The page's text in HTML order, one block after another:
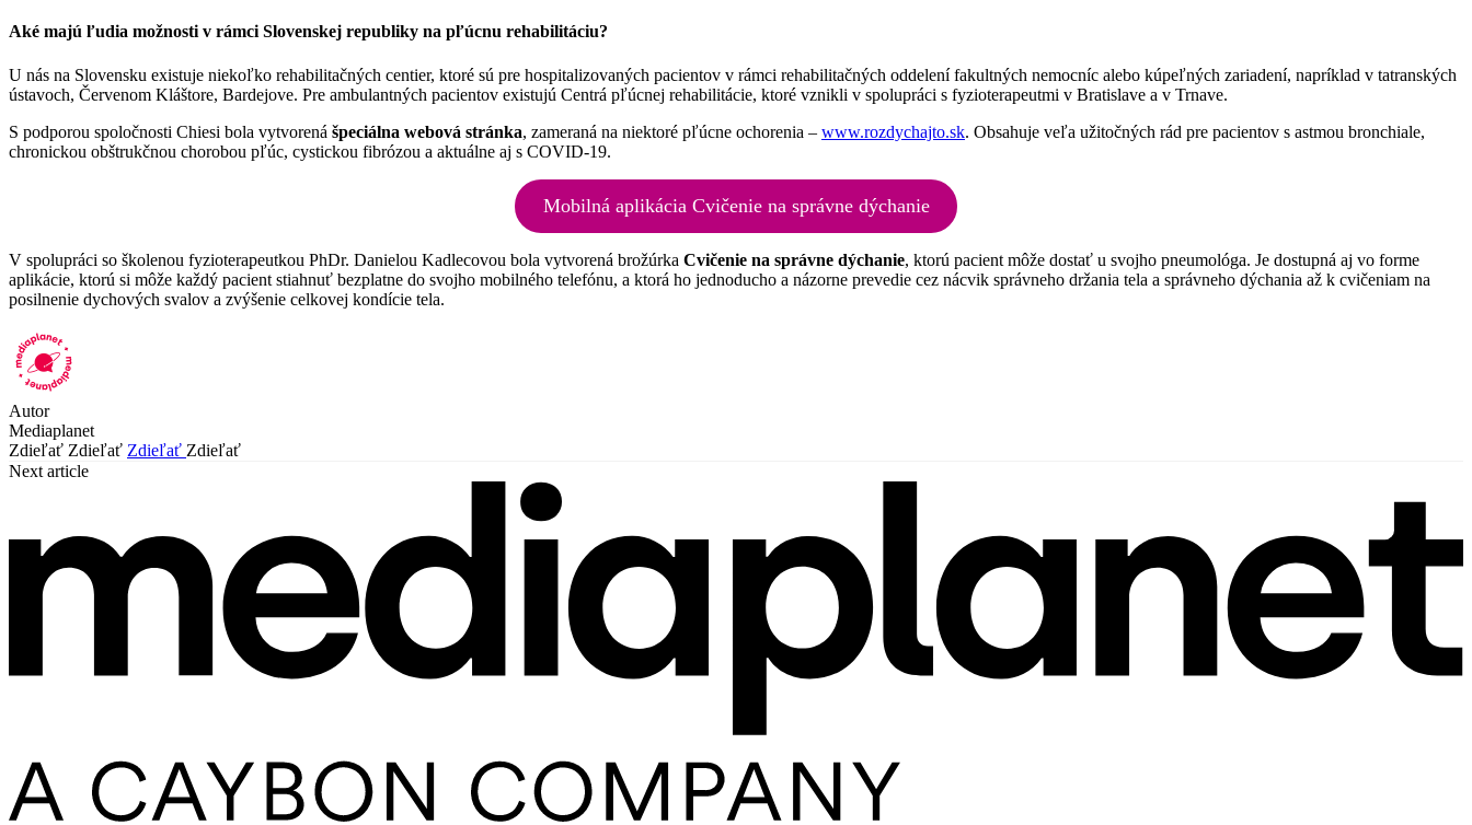
Aké majú ľudia možnosti v rámci Slovenskej republiky na pľúcnu rehabilitáciu?
U nás na Slovensku existuje niekoľko rehabilitačných centier, ktoré sú pre hospitalizovaných pacientov v rámci rehabilitačných oddelení fakultných nemocníc alebo kúpeľných zariadení, napríklad v tatranských
ústavoch, Červenom Kláštore, Bardejove. Pre ambulantných pacientov existujú Centrá pľúcnej rehabilitácie, ktoré vznikli v spolupráci s fyzioterapeutmi v Bratislave a v Trnave.
S podporou spoločnosti Chiesi bola vytvorená špeciálna webová stránka, zameraná na niektoré pľúcne ochorenia – www.rozdychajto.sk. Obsahuje veľa užitočných rád pre pacientov s astmou bronchiale,
chronickou obštrukčnou chorobou pľúc, cystickou fibrózou a aktuálne aj s COVID-19.
Mobilná aplikácia Cvičenie na správne dýchanie
V spolupráci so školenou fyzioterapeutkou PhDr. Danielou Kadlecovou bola vytvorená brožúrka Cvičenie na správne dýchanie, ktorú pacient môže dostať u svojho pneumológa. Je dostupná aj vo forme
aplikácie, ktorú si môže každý pacient stiahnuť bezplatne do svojho mobilného telefónu, a ktorá ho jednoducho a názorne prevedie cez nácvik správneho držania tela a správneho dýchania až k cvičeniam na
posilnenie dychových svalov a zvýšenie celkovej kondície tela.
Autor
Mediaplanet
Zdieľať Zdieľať Zdieľať Zdieľať
Next article